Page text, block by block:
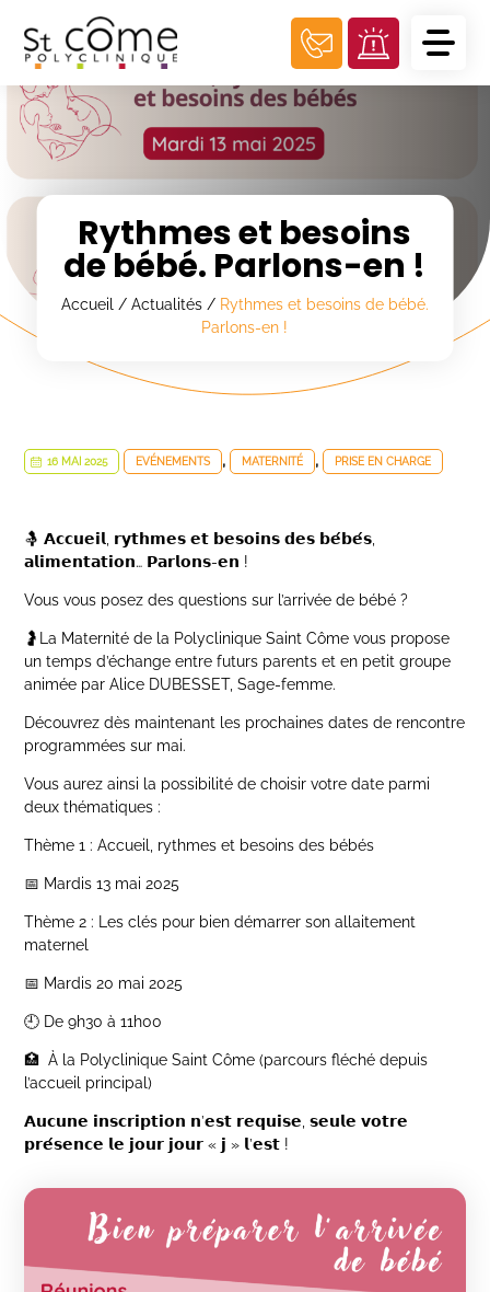
Rythmes et besoins
de bébé. Parlons-en !
Accueil / Actualités/ Rythmes et besoins de bébé.
Parlons-en !
16 MAI 2025 EVÉNEMENTS , MATERNITÉ , PRISE EN CHARGE
🤱 𝗔𝗰𝗰𝘂𝗲𝗶𝗹, 𝗿𝘆𝘁𝗵𝗺𝗲𝘀 𝗲𝘁 𝗯𝗲𝘀𝗼𝗶𝗻𝘀 𝗱𝗲𝘀 𝗯𝗲́𝗯𝗲́𝘀,
𝗮𝗹𝗶𝗺𝗲𝗻𝘁𝗮𝘁𝗶𝗼𝗻… 𝗣𝗮𝗿𝗹𝗼𝗻𝘀-𝗲𝗻 !
Vous vous posez des questions sur l’arrivée de bébé ?
🤰La Maternité de la Polyclinique Saint Côme vous propose
un temps d’échange entre futurs parents et en petit groupe
animée par Alice DUBESSET, Sage-femme.
Découvrez dès maintenant les prochaines dates de rencontre
programmées sur mai.
Vous aurez ainsi la possibilité de choisir votre date parmi
deux thématiques :
Thème 1 : Accueil, rythmes et besoins des bébés
📅 Mardis 13 mai 2025
Thème 2 : Les clés pour bien démarrer son allaitement
maternel
📅 Mardis 20 mai 2025
🕘 De 9h30 à 11h00
🏥 À la Polyclinique Saint Côme (parcours fléché depuis
l’accueil principal)
𝗔𝘂𝗰𝘂𝗻𝗲 𝗶𝗻𝘀𝗰𝗿𝗶𝗽𝘁𝗶𝗼𝗻 𝗻’𝗲𝘀𝘁 𝗿𝗲𝗾𝘂𝗶𝘀𝗲, 𝘀𝗲𝘂𝗹𝗲 𝘃𝗼𝘁𝗿𝗲
𝗽𝗿𝗲́𝘀𝗲𝗻𝗰𝗲 𝗹𝗲 𝗷𝗼𝘂𝗿 𝗷𝗼𝘂𝗿 « 𝗷 » 𝗹’𝗲𝘀𝘁 !